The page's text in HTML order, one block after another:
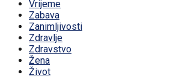
Vrijeme
Zabava
Zanimljivosti
Zdravlje
Zdravstvo
Žena
Život